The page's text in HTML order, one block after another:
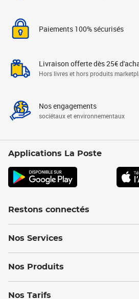
Paiements 100% sécurisés
Livraison offerte dès 25€
Hors livres et hors produits
Nos engagements
sociétaux et environnementaux
Applications La Poste
Restons connectés
Nos Services
Nos Produits
Nos Tarifs